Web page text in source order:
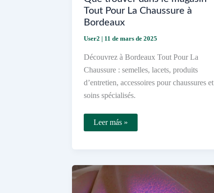
Tout Pour La Chaussure à
Bordeaux
User2 | 11 de mars de 2025
Découvrez à Bordeaux Tout Pour La
Chaussure : semelles, lacets, produits
d’entretien, accessoires pour chaussures et
soins spécialisés.
Que
trouver
Pour
La
Chaussure
Leer más »